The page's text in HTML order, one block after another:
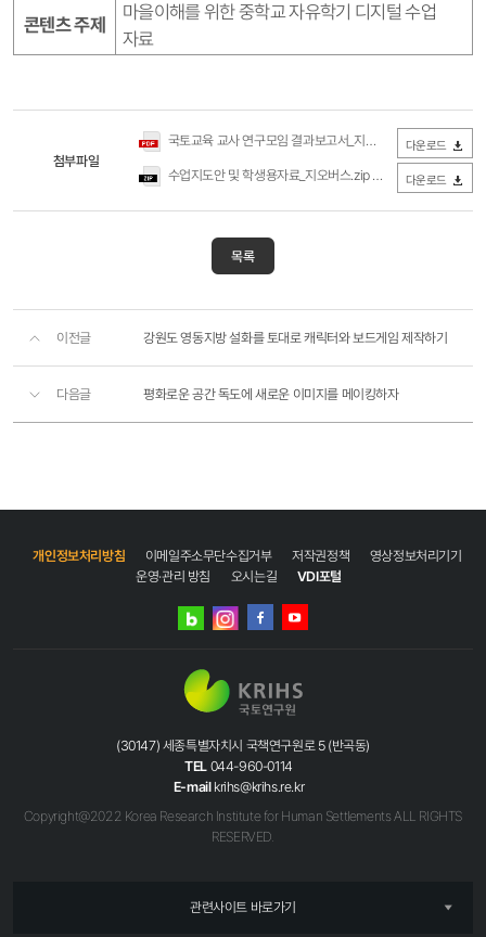
콘텐츠 주제
마을이해를 위한 중학교 자유학기 디지털 수업
자료
첨부파일
국토교육 교사 연구모임 결과보고서_지오버스.pdf (1.31MB / 다운
다운로드
수업지도안 및 학생용자료_지오버스.zip (1.8MB / 다운로드 467회)
다운로드
목록
이전글 강원도 영동지방 설화를 토대로 캐릭터와 보드게임 제작하기
다음글 평화로운 공간 독도에 새로운 이미지를 메이킹하자
개인정보처리방침 이메일주소무단수집거부 저작권정책
영상정보처리기기
운영·관리 방침
오시는길 VDI포털
네이버
인스타그램
(30147) 세종특별자치시 국책연구원로 5 (반곡동)
TEL 044-960-0114
E-mail krihs@krihs.re.kr
Copyright@2022 Korea Research Institute for Human Settlements ALL RIGHTS
RESERVED.
관련사이트 바로가기